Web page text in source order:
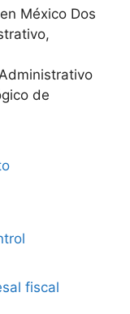
México Dos
de
fiscal